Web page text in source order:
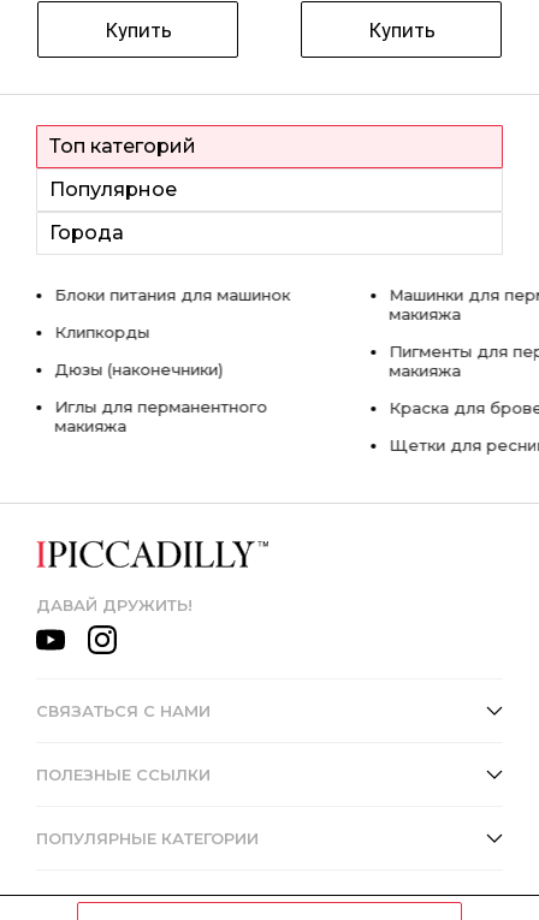
Купить Купить
Топ категорий
Популярное
Города
Блоки питания для машинок
Клипкорды
Дюзы (наконечники)
Иглы для перманентного
макияжа
Машинки для
макияжа
Пигменты для
макияжа
Краска для
Щетки для
ДАВАЙ ДРУЖИТЬ!
СВЯЗАТЬСЯ С НАМИ
ПОЛЕЗНЫЕ ССЫЛКИ
ПОПУЛЯРНЫЕ КАТЕГОРИИ